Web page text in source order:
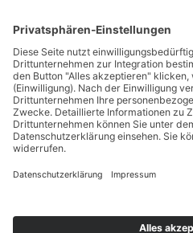
57,65 Sekunden.
Ergebnisse
Zurück
Kontakt Impressum